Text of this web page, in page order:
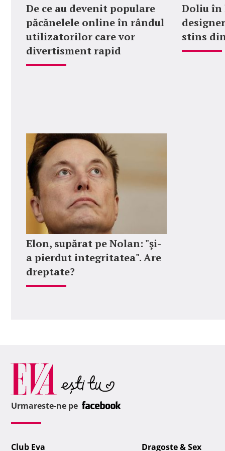
De ce au devenit populare
păcănelele online în rândul
utilizatorilor care vor
divertisment rapid
Doliu în
stins
Elon, supărat pe Nolan: "şi-
a pierdut integritatea". Are
dreptate?
Urmareste-ne pe
Club Eva Dragoste & Sex